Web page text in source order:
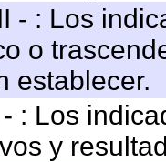
- : Los
o
establecer.
: Los
y